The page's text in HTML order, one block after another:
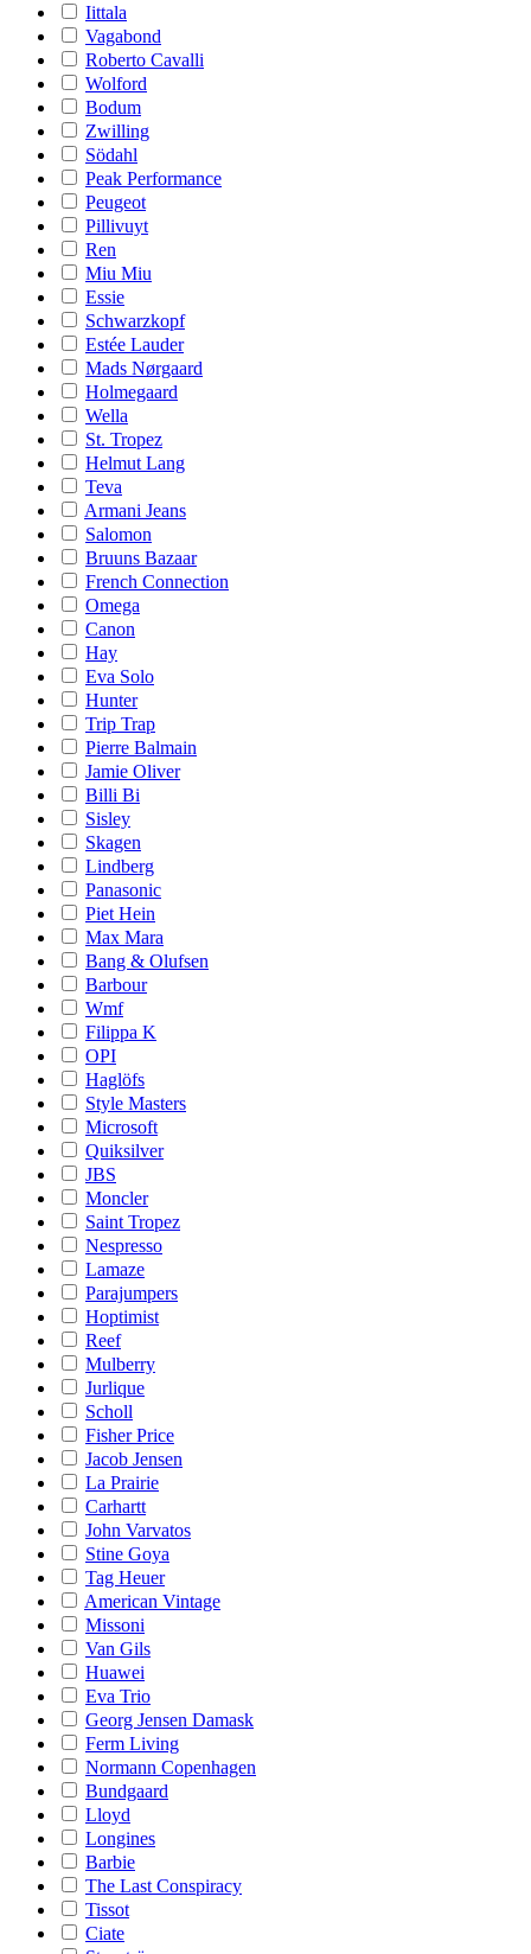
Iittala
Vagabond
Roberto Cavalli
Wolford
Bodum
Zwilling
Södahl
Peak Performance
Peugeot
Pillivuyt
Ren
Miu Miu
Essie
Schwarzkopf
Estée Lauder
Mads Nørgaard
Holmegaard
Wella
St. Tropez
Helmut Lang
Teva
Armani Jeans
Salomon
Bruuns Bazaar
French Connection
Omega
Canon
Hay
Eva Solo
Hunter
Trip Trap
Pierre Balmain
Jamie Oliver
Billi Bi
Sisley
Skagen
Lindberg
Panasonic
Piet Hein
Max Mara
Bang & Olufsen
Barbour
Wmf
Filippa K
OPI
Haglöfs
Style Masters
Microsoft
Quiksilver
JBS
Moncler
Saint Tropez
Nespresso
Lamaze
Parajumpers
Hoptimist
Reef
Mulberry
Jurlique
Scholl
Fisher Price
Jacob Jensen
La Prairie
Carhartt
John Varvatos
Stine Goya
Tag Heuer
American Vintage
Missoni
Van Gils
Huawei
Eva Trio
Georg Jensen Damask
Ferm Living
Normann Copenhagen
Bundgaard
Lloyd
Longines
Barbie
The Last Conspiracy
Tissot
Ciate